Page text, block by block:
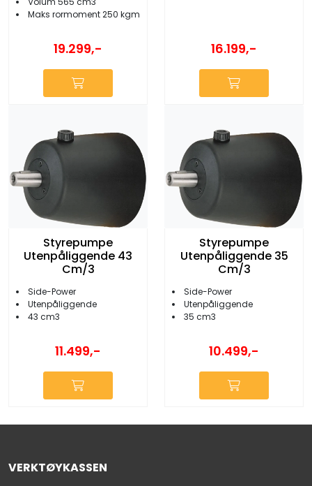
Maks rormoment 250 kgm
19.299,- 16.199,-
Styrepumpe
Utenpåliggende 43
Cm/3
Side-Power
Utenpåliggende
43 cm3
11.499,-
Styrepumpe
Utenpåliggende 35
Cm/3
Side-Power
Utenpåliggende
35 cm3
10.499,-
VERKTØYKASSEN